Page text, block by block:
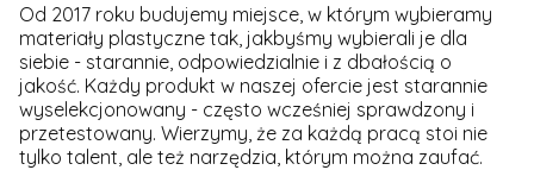
Od 2017 roku budujemy miejsce, w którym wybieramy
materiały plastyczne tak, jakbyśmy wybierali je dla
siebie - starannie, odpowiedzialnie i z dbałością o
jakość. Każdy produkt w naszej ofercie jest starannie
wyselekcjonowany - często wcześniej sprawdzony i
przetestowany. Wierzymy, że za każdą pracą stoi nie
tylko talent, ale też narzędzia, którym można zaufać.